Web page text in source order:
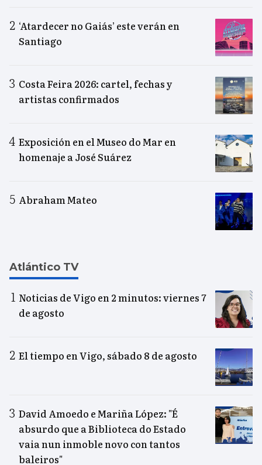
‘Atardecer no Gaiás’ este verán en
Santiago
Costa Feira 2026: cartel, fechas y
artistas confirmados
Exposición en el Museo do Mar en
homenaje a José Suárez
Abraham Mateo
Atlántico TV
Noticias de Vigo en 2 minutos: viernes 7
de agosto
El tiempo en Vigo, sábado 8 de agosto
David Amoedo e Mariña López: "É
absurdo que a Biblioteca do Estado
vaia nun inmoble novo con tantos
baleiros"